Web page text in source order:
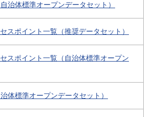
治体標準オープンデータセット）
スポイント一覧（推奨データセット）
スポイント一覧（自治体標準オープン
体標準オープンデータセット）